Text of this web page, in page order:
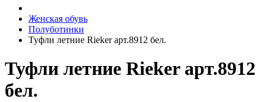
Женская обувь
Полуботинки
Туфли летние Rieker арт.8912 бел.
Туфли летние Rieker арт.8912
бел.